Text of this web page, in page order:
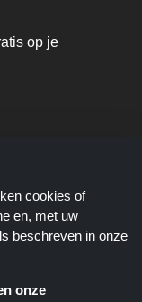
op je
cookies of
en, met uw
beschreven in onze
onze